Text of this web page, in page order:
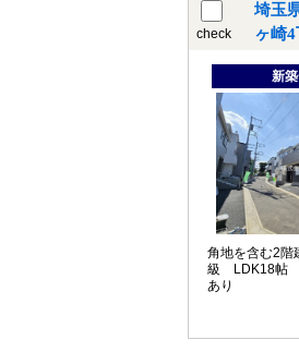
check
埼玉
ヶ崎
新
角地を含む2
級 LDK18帖
あり